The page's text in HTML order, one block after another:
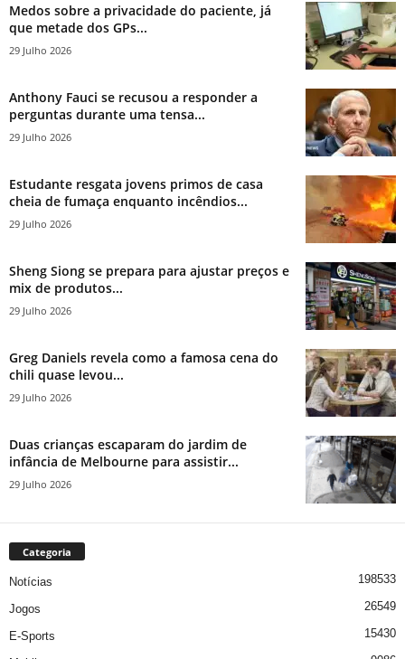
Medos sobre a privacidade do paciente, já
que metade dos GPs...
29 Julho 2026
Anthony Fauci se recusou a responder a
perguntas durante uma tensa...
29 Julho 2026
Estudante resgata jovens primos de casa
cheia de fumaça enquanto incêndios...
29 Julho 2026
Sheng Siong se prepara para ajustar preços e
mix de produtos...
29 Julho 2026
Greg Daniels revela como a famosa cena do
chili quase levou...
29 Julho 2026
Duas crianças escaparam do jardim de
infância de Melbourne para assistir...
29 Julho 2026
Categoria
Notícias 198533
Jogos 26549
E-Sports 15430